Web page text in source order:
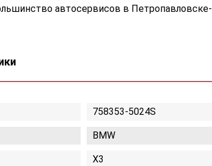
автосервисов в Петропавловске-
758353-5024S
BMW
X3